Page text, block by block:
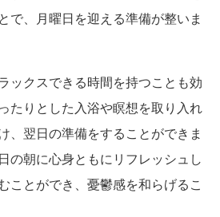
で、月曜日を迎える準備が整いま
ックスできる時間を持つことも効
たりとした入浴や瞑想を取り入れ
、翌日の準備をすることができま
の朝に心身ともにリフレッシュし
ことができ、憂鬱感を和らげるこ